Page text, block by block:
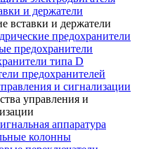
и держатели
вставки и держатели
предохранители
предохранители
типа D
предохранителей
и сигнализации
управления и
аппаратура
колонны